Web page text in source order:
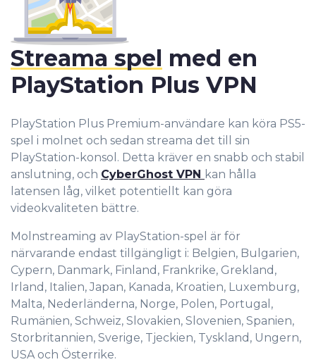
PlayStation Plus Premium-användare kan köra PS5-
spel i molnet och sedan streama det till sin
PlayStation-konsol. Detta kräver en snabb och sta bil
anslutning, och CyberGhost VPN kan hålla
latensen låg, vilket potentiellt kan göra
videokvaliteten bättre.
Molnstreaming av PlayStation-spel är för
närvarande endast tillgängligt i: Belgien, Bulgarien,
Cypern, Danmark, Finland, Frankrike, Grekland,
Irland, Italien, Japan, Kanada, Kroatien, Luxemburg,
Malta, Nederländerna, Norge, Polen, Portugal,
Rumänien, Schweiz, Slovakien, Slovenien, Spanien,
Storbritannien, Sverige, Tjeckien, Tyskland, Ungern,
USA och Österrike.
Streama spel med en
PlayStation Plus VPN